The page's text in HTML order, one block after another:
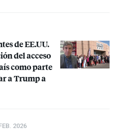
de EE.UU.
del acceso
como parte
a Trump a
2026